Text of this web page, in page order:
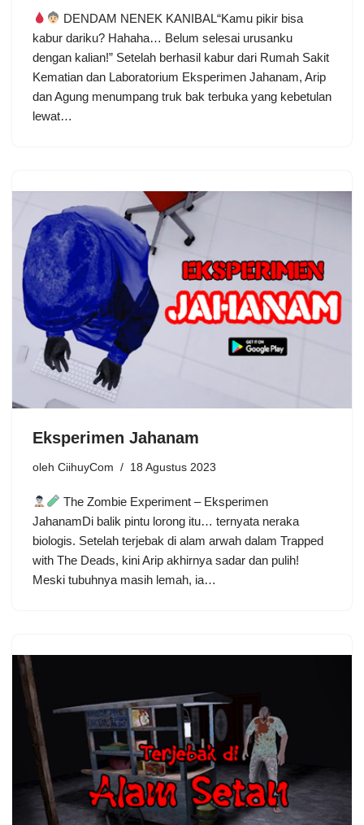
DENDAM NENEK KANIBAL“Kamu pikir bisa
kabur dariku? Hahaha… Belum selesai urusanku
dengan kalian!” Setelah berhasil kabur dari Rumah Sakit
Kematian dan Laboratorium Eksperimen Jahanam, Arip
dan Agung menumpang truk bak terbuka yang kebetulan
lewat…
Eksperimen Jahanam
oleh CiihuyCom 18 Agustus 2023
The Zombie Experiment – Eksperimen
JahanamDi balik pintu lorong itu… ternyata neraka
biologis. Setelah terjebak di alam arwah dalam Trapped
with The Deads, kini Arip akhirnya sadar dan pulih!
Meski tubuhnya masih lemah, ia…